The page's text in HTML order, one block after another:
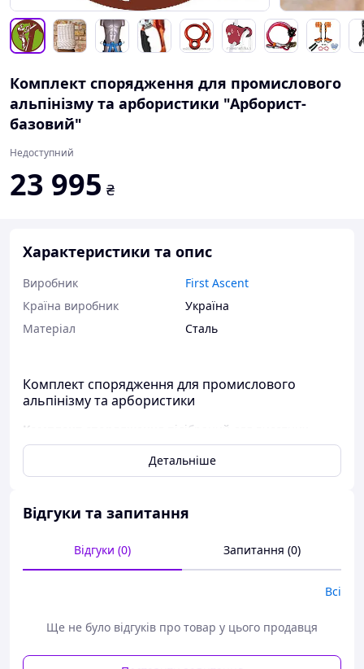
Комплект спорядження для промислового
альпінізму та арбористики "Арборист-
базовий"
Недоступний
23 995 ₴
Характеристики та опис
Виробник
First Ascent
Країна виробник
Україна
Матеріал
Сталь
Комплект спорядження для промислового
альпінізму та арбористики
Комплект спорядження
підібраний для висотних
робіт, промислового альпінізму, арбористики та
завдань, де потрібні підйом, позиціонування,
страхування, переміщення по дереву й
До набору входять основні елементи для роботи з
бесідка, п’ять сталевих карабінів, затискачі, строп для
позиціонування, спусковий пристрій HALT і гаффи /
Детальніше
Відгуки та запитання
Відгуки (0) Запитання (0)
Всі
Ще не було відгуків про товар у цього продавця